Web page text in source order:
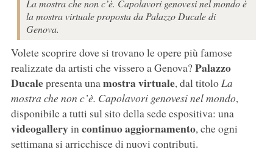
La mostra che non c’è. Capolavori genovesi nel mondo è
la mostra virtuale proposta da Palazzo Ducale di
Genova.
Volete scoprire dove si trovano le opere più famose
realizzate da artisti che vissero a Genova?Palazzo
Ducalepresenta unamostra virtuale, dal titoloLa
mostra che non c’è. Capolavori genovesi nel mondo,
disponibile a tutti sul sito della sede espositiva: una
videogalleryincontinuo aggiornamento, che ogni
settimana si arricchisce di nuovi contributi.